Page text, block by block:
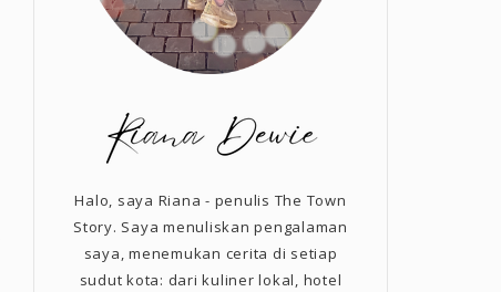
Halo, saya Riana - penulis The Town
Story. Saya menuliskan pengalaman
saya, menemukan cerita di setiap
sudut kota: dari kuliner lokal, hotel